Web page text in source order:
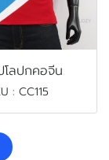
โลปกคอจีน
: CC115